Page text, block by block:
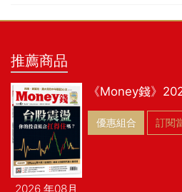
推薦商品
2026 年08月
《Money錢》
優惠組合 訂閱